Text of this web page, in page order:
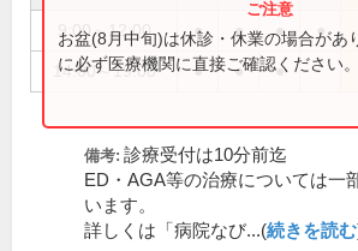
9:00～12:00 ● ● ● ●
14:00～19:00 ● ● ●
お盆(8月中旬)は休診・休業の場合があ
に必ず医療機関に直接ご確認ください。
備考: 診療受付は10分前迄
ED・AGA等の治療については一
います。
詳しくは「病院なび...(続きを読む